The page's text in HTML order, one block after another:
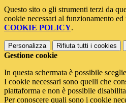
Questo sito o gli strumenti terzi da
cookie necessari al funzionamento
COOKIE POLICY.
Personalizza Rifiuta tutti i cookies
Gestione cookie
In questa schermata è possibile
I cookie necessari sono quelli che
piattaforma e non è possibile
Per conoscere quali sono i cookie